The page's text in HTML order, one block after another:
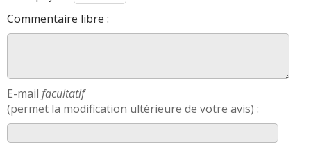
Commentaire libre :
E-mail facultatif
(permet la modification ultérieure de votre avis) :